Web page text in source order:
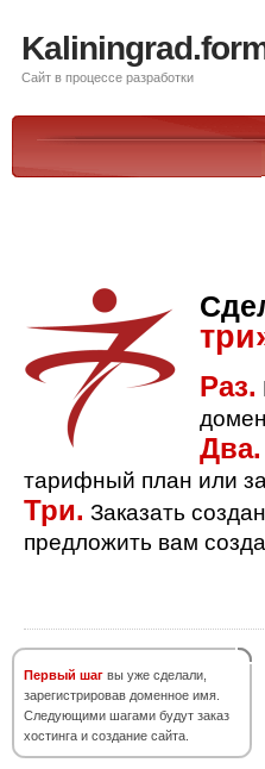
Сайт в процессе разработки
Раз.
Два.
тарифный план или
Три. Заказать
предложить вам
Первый шаг вы уже сделали,
зарегистрировав доменное имя.
Следующими шагами будут заказ
хостинга и создание сайта.